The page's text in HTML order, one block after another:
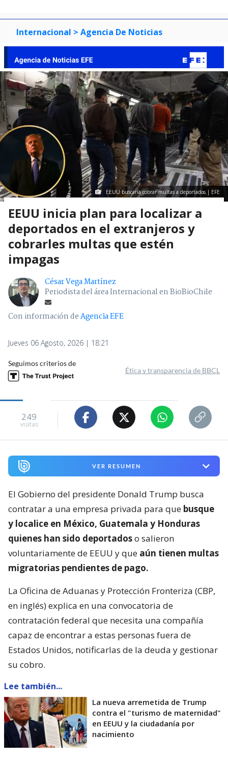
Internacional > Agencia De Noticias
EEUU buscaría cobrar multas a deportados | EFE
EEUU inicia plan para localizar a
deportados en el extranjeros y
cobrarles multas que estén
impagas
César Vega Martínez
Periodista del área Internacional en BioBioChile
Con información deAgencia EFE
Jueves 06 Agosto, 2026 | 18:21
Seguimos criterios de
Ética y transparencia de BBCL
249
visitas
VER RESUMEN
El Gobierno del presidente Donald Trump busca
contratar a una empresa privada para que busque
y localice en México, Guatemala y Honduras
quienes han sido deportadoso salieron
voluntariamente de EEUU y que aún tienen multas
migratorias pendientes de pago.
La Oficina de Aduanas y Protección Fronteriza (CBP,
en inglés) explica en una convocatoria de
contratación federal que necesita una compañía
capaz de encontrar a estas personas fuera de
Estados Unidos, notificarlas de la deuda y gestionar
su cobro.
Lee también...
La nueva arremetida de Trump
contra el "turismo de maternidad"
en EEUU y la ciudadanía por
nacimiento